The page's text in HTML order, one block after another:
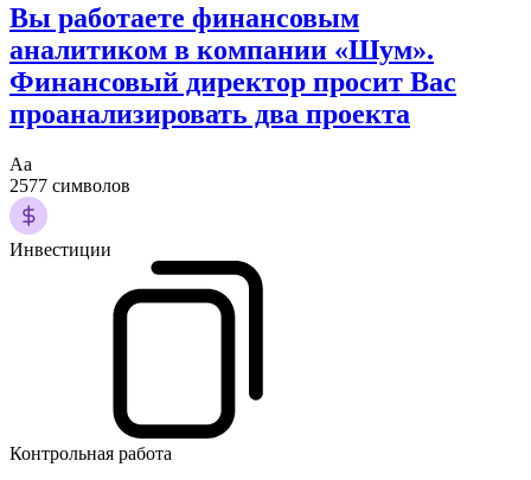
Вы работаете финансовым
аналитиком в компании «Шум».
Финансовый директор просит Вас
проанализировать два проекта
Аа
2577 символов
Инвестиции
Контрольная работа